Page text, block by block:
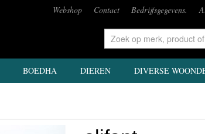
Webshop Contact Bedrijfsgegevens.
BOEDHA DIEREN DIVERSE